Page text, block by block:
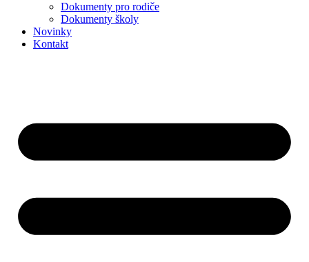
Dokumenty pro rodiče
Dokumenty školy
Novinky
Kontakt